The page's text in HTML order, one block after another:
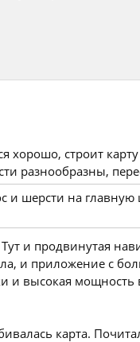
хорошо, строит карту
разнообразны,
и шерсти на главную
и продвинутая
и приложение с
и высокая мощность
карта.